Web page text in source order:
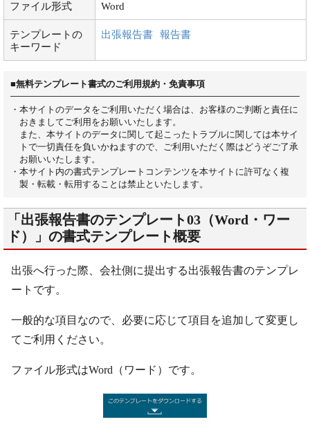
ファイル形式 Word
テンプレートの
キーワード
出張報告書 報告書
■無料テンプレート書式のご利用規約・免責事項
・本サイトのデータをご利用いただく場合は、お客様のご判断と責任に
おきましてご利用をお願いいたします。
また、本サイトのデータに関して起こったトラブルに関しては本サイ
トで一切責任を負いかねますので、ご利用いただく際はどうぞご了承
お願いいたします。
・本サイト内の書式テンプレートコンテンツを本サイトに許可なく複
製・転載・転用することは禁止といたします。
「出張報告書のテンプレート03（Word・ワー
ド）」の書式テンプレート概要
出張へ行った際、会社側に提出する出張報告書のテンプレ
ートです。
一般的な項目なので、必要に応じて項目を追加して変更し
てご利用ください。
ファイル形式はWord（ワード）です。